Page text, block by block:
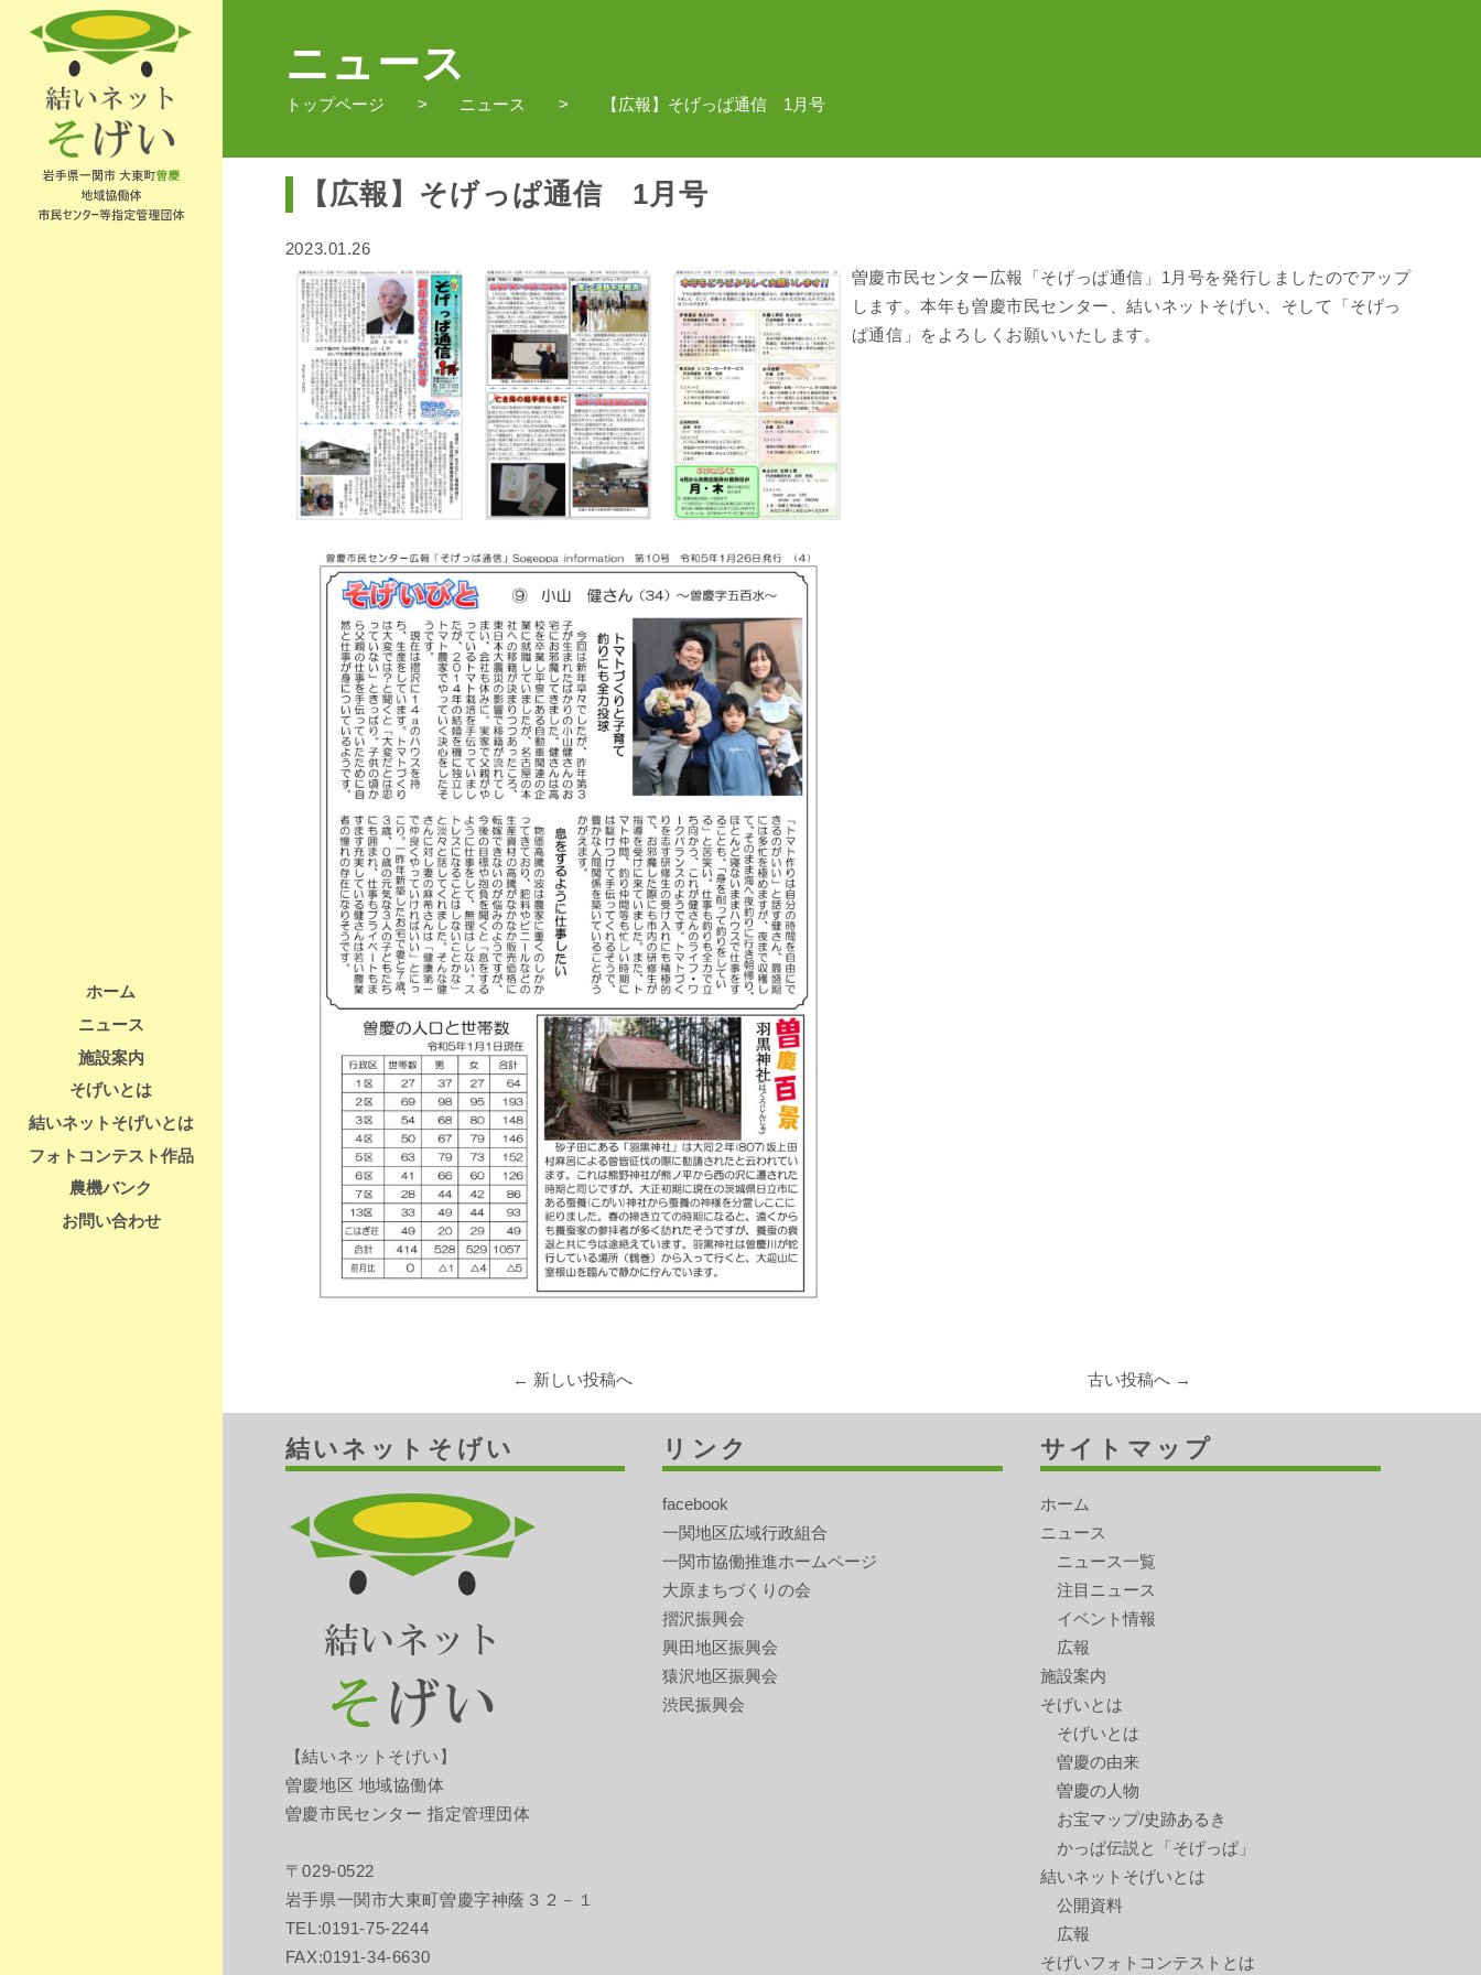
ホーム
ニュース
施設案内
そげいとは
結いネットそげいとは
フォトコンテスト作品
農機バンク
お問い合わせ
ニュース
トップページ ニュース 【広報】そげっぱ通信 1月号
【広報】そげっぱ通信 1月号
2023.01.26
曽慶市民センター広報「そげっぱ通信」1月号を発行しましたのでアップ
します。本年も曽慶市民センター、結いネットそげい、そして「そげっ
ぱ通信」をよろしくお願いいたします。
← 新しい投稿へ 古い投稿へ →
結いネットそげい
【結いネットそげい】
曽慶地区 地域協働体
曽慶市民センター 指定管理団体
〒029-0522
岩手県一関市大東町曽慶字神蔭３２－１
TEL:0191-75-2244
FAX:0191-34-6630
リンク
facebook
一関地区広域行政組合
一関市協働推進ホームページ
大原まちづくりの会
摺沢振興会
興田地区振興会
猿沢地区振興会
渋民振興会
サイトマップ
ホーム
ニュース
ニュース一覧
注目ニュース
イベント情報
広報
施設案内
そげいとは
そげいとは
曽慶の由来
曽慶の人物
お宝マップ/史跡あるき
かっぱ伝説と「そげっぱ」
結いネットそげいとは
公開資料
広報
そげいフォトコンテストとは